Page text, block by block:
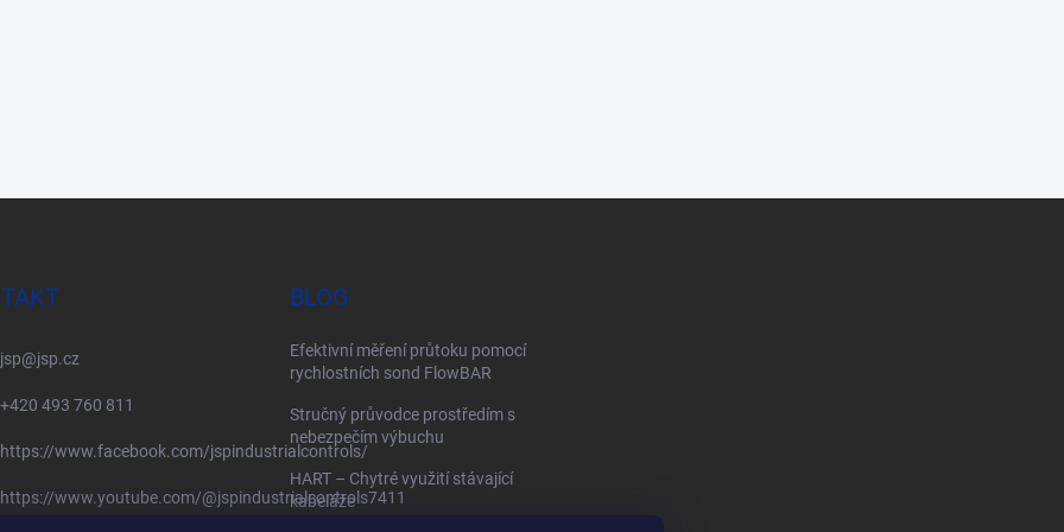
jsp@jsp.cz
+420 493 760 811
https://www.facebook.com/jspindustrialcontrols/
https://www.youtube.com/@jspindustrialcontrols7411
BLOG
Efektivní měření průtoku pomocí
rychlostních sond FlowBAR
Stručný průvodce prostředím s
nebezpečím výbuchu
HART – Chytré využití stávající
kabeláže